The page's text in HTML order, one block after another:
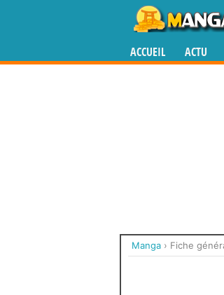
ACCUEIL ACTU
Manga › Fiche